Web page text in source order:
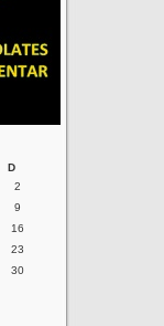
D
2
9
16
23
30